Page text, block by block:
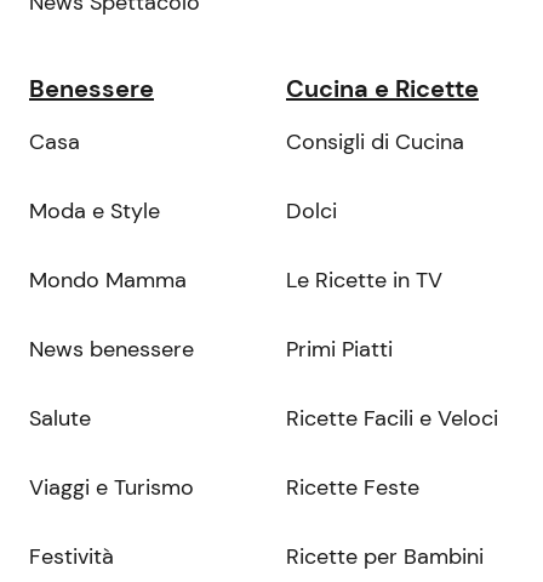
Benessere
Casa
Moda e Style
Mondo Mamma
News benessere
Salute
Viaggi e Turismo
Festività
Cucina e Ricette
Consigli di Cucina
Dolci
Le Ricette in TV
Primi Piatti
Ricette Facili e Veloci
Ricette Feste
Ricette per Bambini